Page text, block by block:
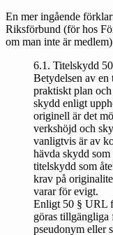
En meringående
Riksförbund (för hos
om man inte är
6.1. Titelskydd
Betydelsen av en
praktiskt plan
skydd enligt
originell är det
verkshöjd och
vanligtvis är av
hävda skydd
titelskydd som
krav på
varar för evigt.
Enligt 50 § URL
göras tillgängliga
pseudonym eller